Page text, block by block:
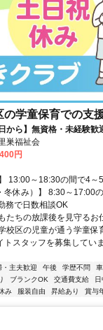
の学童保育での支
から】無資格・未経験
すい♪
巣福祉会
円
13:00～18:30の間で4～
冬休み）】 8:30～17:00
務で日数相談OK
たちの放課後を見守るお
校区の児童が通う学童保
トスタッフを募集してい
・主夫歓迎 午後 学歴不問
ブランクOK 交通費支給 日
み 服装自由 昇給あり 賞与